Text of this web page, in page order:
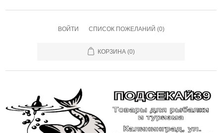
ВОЙТИ СПИСОК ПОЖЕЛАНИЙ (0)
КОРЗИНА (0)